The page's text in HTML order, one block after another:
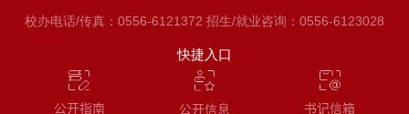
校办电话/传真：0556-6121372 招生/就业咨询：0556-6123028
快捷入口
公开指南 公开信息 书记信箱